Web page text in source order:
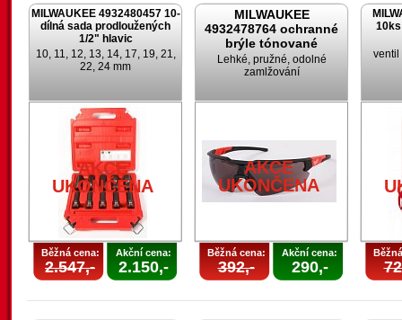
MILWAUKEE 4932480457 10-
dílná sada prodloužených
1/2" hlavic
10, 11, 12, 13, 14, 17, 19, 21,
22, 24 mm
AKCE
UKONČENA
Běžná cena:
2.547,-
Akční cena:
2.150,-
MILWAUKEE
4932478764 ochranné
brýle tónované
Lehké, pružné, odolné
zamlžování
AKCE
UKONČENA
Běžná cena:
392,-
Akční cena:
290,-
ventil